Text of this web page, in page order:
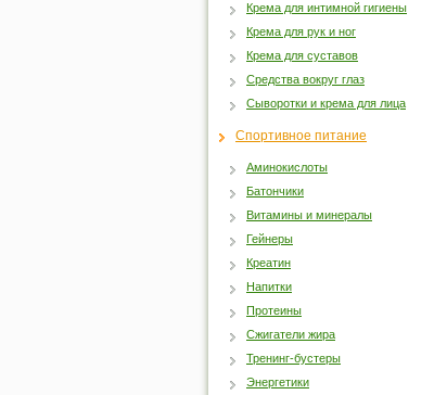
Крема для интимной гигиены
Крема для рук и ног
Крема для суставов
Средства вокруг глаз
Сыворотки и крема для лица
Спортивное питание
Аминокислоты
Батончики
Витамины и минералы
Гейнеры
Креатин
Напитки
Протеины
Сжигатели жира
Тренинг-бустеры
Энергетики